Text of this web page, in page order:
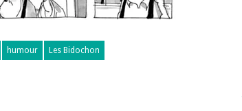
humour Les Bidochon